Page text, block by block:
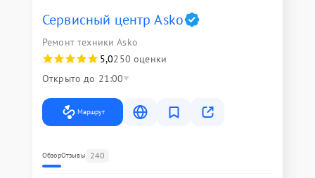
Сервисный центр Asko
Ремонт техники Asko
5,0250 оценки
Открыто до 21:00
Маршрут
ОбзорОтзывы 240